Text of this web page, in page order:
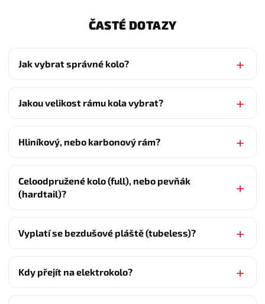
ČASTÉ DOTAZY
Jak vybrat správné kolo?
Jakou velikost rámu kola vybrat?
Hliníkový, nebo karbonový rám?
Celoodpružené kolo (full), nebo pevňák
(hardtail)?
Vyplatí se bezdušové pláště (tubeless)?
Kdy přejít na elektrokolo?